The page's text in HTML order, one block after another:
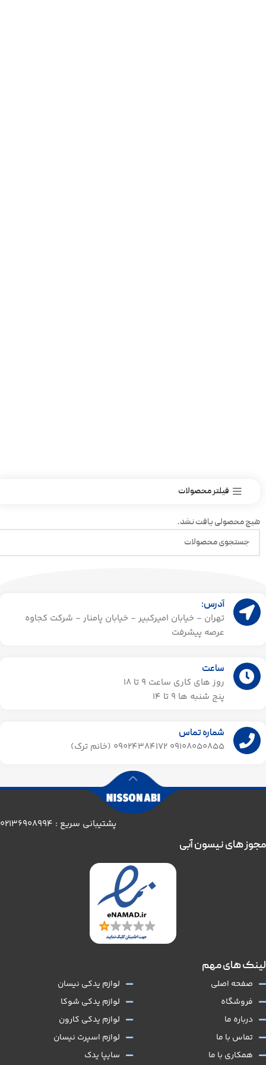
فیلتر محصولات
هیچ محصولی یافت نشد.
آدرس:
تهران - خیابان امیرکبیر - خیابان پامنار - شرکت کجاوه
عرصه پیشرفت
ساعت
روز های کاری ساعت ۹ تا 18
پنج شنبه ها 9 تا 14​
شماره تماس
09108050855 09024384172 (خانم ترک)
پشتیبانی سریع : 02136908994
لینک های مهم
صفحه اصلی
فروشگاه
درباره ما
تماس با ما
همکاری با ما
لوازم یدکی نیسان
لوازم یدکی شوکا
لوازم یدکی کارون
لوازم اسپرت نیسان
سایپا یدک
مجوز های نیسون آبی